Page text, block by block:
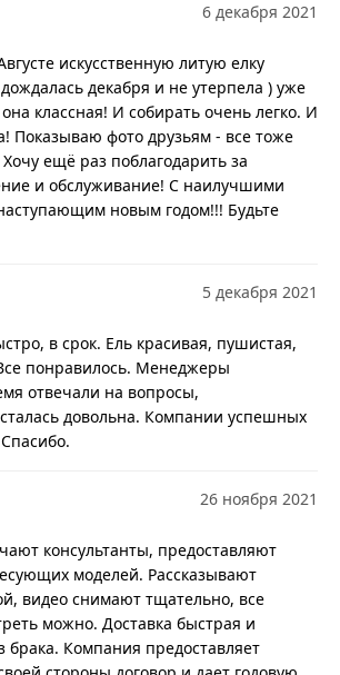
6 декабря 2021
искусственную литую елку
декабря и не утерпела ) уже
классная! И собирать очень легко. И
Показываю фото друзьям - все тоже
ещё раз поблагодарить за
и обслуживание! С наилучшими
новым годом!!! Будьте
5 декабря 2021
в срок. Ель красивая, пушистая,
понравилось. Менеджеры
отвечали на вопросы,
довольна. Компании успешных
26 ноября 2021
консультанты, предоставляют
моделей. Рассказывают
видео снимают тщательно, все
можно. Доставка быстрая и
брака. Компания предоставляет